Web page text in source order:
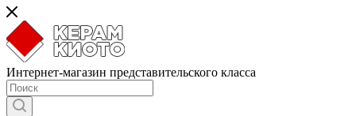
Интернет-магазин представительского класса